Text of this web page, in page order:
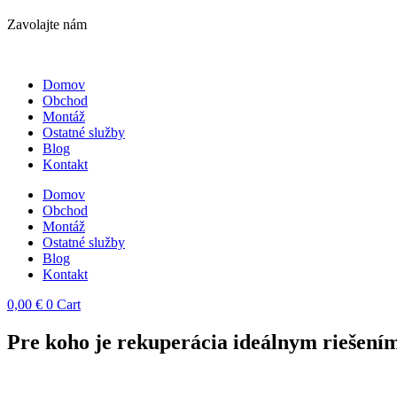
Zavolajte nám
Domov
Obchod
Montáž
Ostatné služby
Blog
Kontakt
Domov
Obchod
Montáž
Ostatné služby
Blog
Kontakt
0,00 € 0 Cart
Pre koho je rekuperácia ideálnym